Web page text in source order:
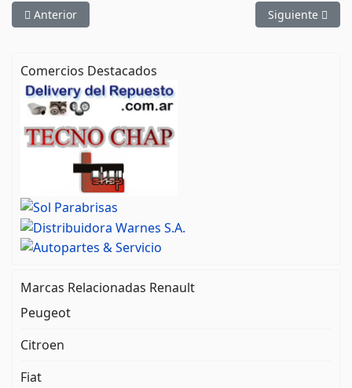
Artículo anterior: Chaperio Renault partes de carroceria
Anterior Artículo
Siguiente
Comercios Destacados
Marcas Relacionadas Renault
Peugeot
Citroen
Fiat